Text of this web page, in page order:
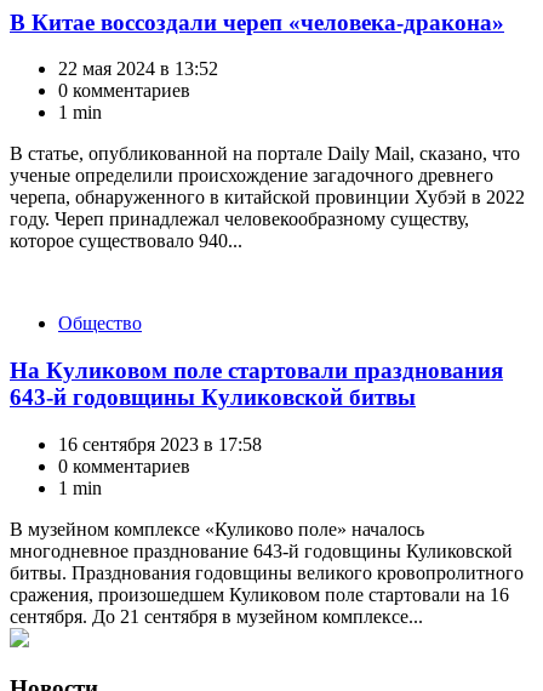
В Китае воссоздали череп «человека-дракона»
22 мая 2024 в 13:52
0 комментариев
1 min
В статье, опубликованной на портале Daily Mail, сказано, что
ученые определили происхождение загадочного древнего
черепа, обнаруженного в китайской провинции Хубэй в 2022
году. Череп принадлежал человекообразному существу,
которое существовало 940...
КатегорииОбщество
На Куликовом поле стартовали празднования
643-й годовщины Куликовской битвы
16 сентября 2023 в 17:58
0 комментариев
1 min
В музейном комплексе «Куликово поле» началось
многодневное празднование 643-й годовщины Куликовской
битвы. Празднования годовщины великого кровопролитного
сражения, произошедшем Куликовом поле стартовали на 16
сентября. До 21 сентября в музейном комплексе...